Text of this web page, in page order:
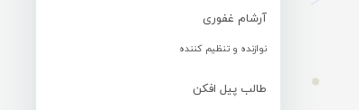
آرشام غفوری
نوازنده و تنظیم کننده
طالب پیل افکن